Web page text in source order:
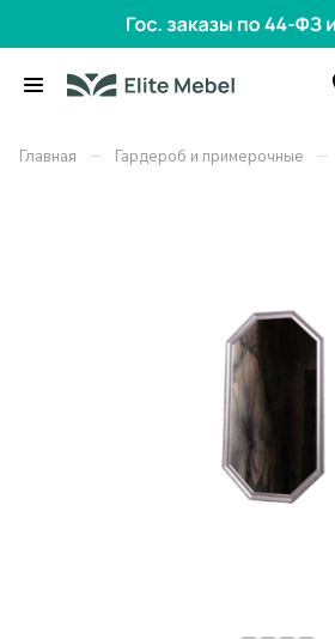
Главная – Гардероб и примерочные –